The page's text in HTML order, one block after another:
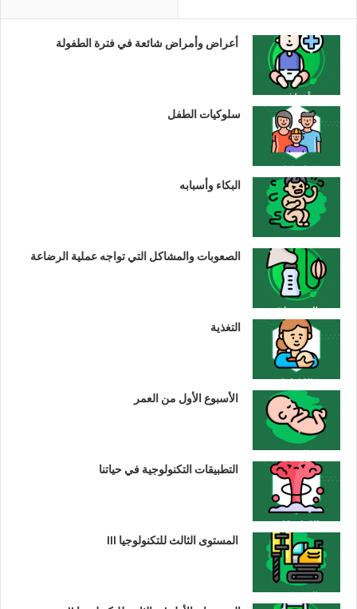
أعراض وأمراض شائعة في فترة الطفولة
سلوكيات الطفل
البكاء وأسبابه
الصعوبات والمشاكل التي تواجه عملية الرضاعة
التغذية
الأسبوع الأول من العمر
التطبيقات التكنولوجية في حياتنا
المستوى الثالث للتكنولوجيا III